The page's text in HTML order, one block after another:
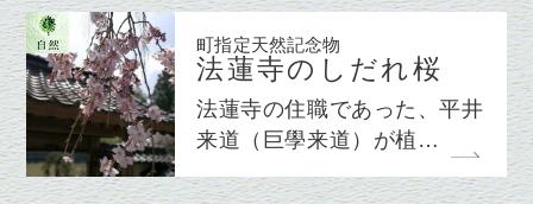
町指定天然記念物
法蓮寺のしだれ桜
法蓮寺の住職であった、平井
来道（巨學来道）が植…